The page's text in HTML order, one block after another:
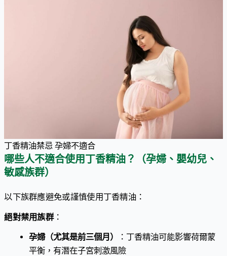
丁香精油禁忌 孕婦不適合
哪些人不適合使用丁香精油？（孕婦、嬰幼兒、
敏感族群）
以下族群應避免或謹慎使用丁香精油：
絕對禁用族群：
孕婦（尤其是前三個月）
：丁香精油可能影響荷爾蒙
平衡，有潛在子宮刺激風險